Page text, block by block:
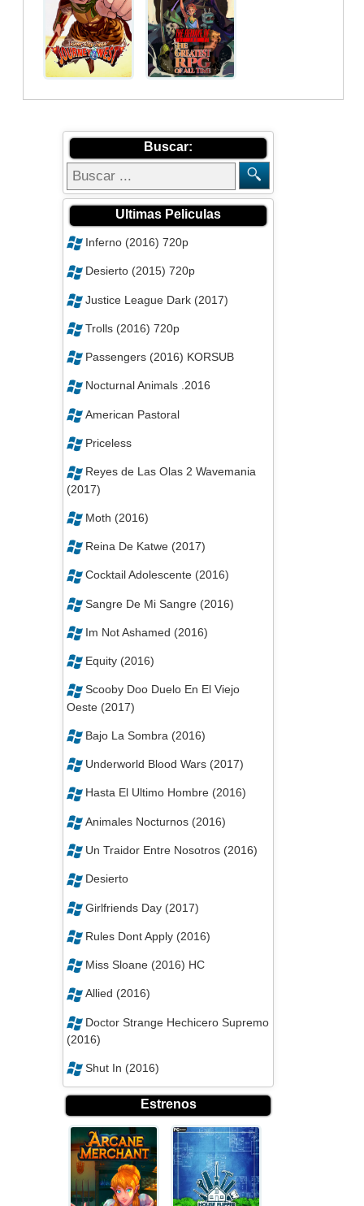
Buscar:
Ultimas Peliculas
Inferno (2016) 720p
Desierto (2015) 720p
Justice League Dark (2017)
Trolls (2016) 720p
Passengers (2016) KORSUB
Nocturnal Animals .2016
American Pastoral
Priceless
Reyes de Las Olas 2 Wavemania
(2017)
Moth (2016)
Reina De Katwe (2017)
Cocktail Adolescente (2016)
Sangre De Mi Sangre (2016)
Im Not Ashamed (2016)
Equity (2016)
Scooby Doo Duelo En El Viejo
Oeste (2017)
Bajo La Sombra (2016)
Underworld Blood Wars (2017)
Hasta El Ultimo Hombre (2016)
Animales Nocturnos (2016)
Un Traidor Entre Nosotros (2016)
Desierto
Girlfriends Day (2017)
Rules Dont Apply (2016)
Miss Sloane (2016) HC
Allied (2016)
Doctor Strange Hechicero Supremo
(2016)
Shut In (2016)
Estrenos